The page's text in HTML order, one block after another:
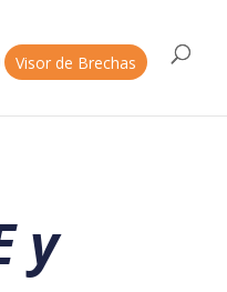
Visor de Brechas
y